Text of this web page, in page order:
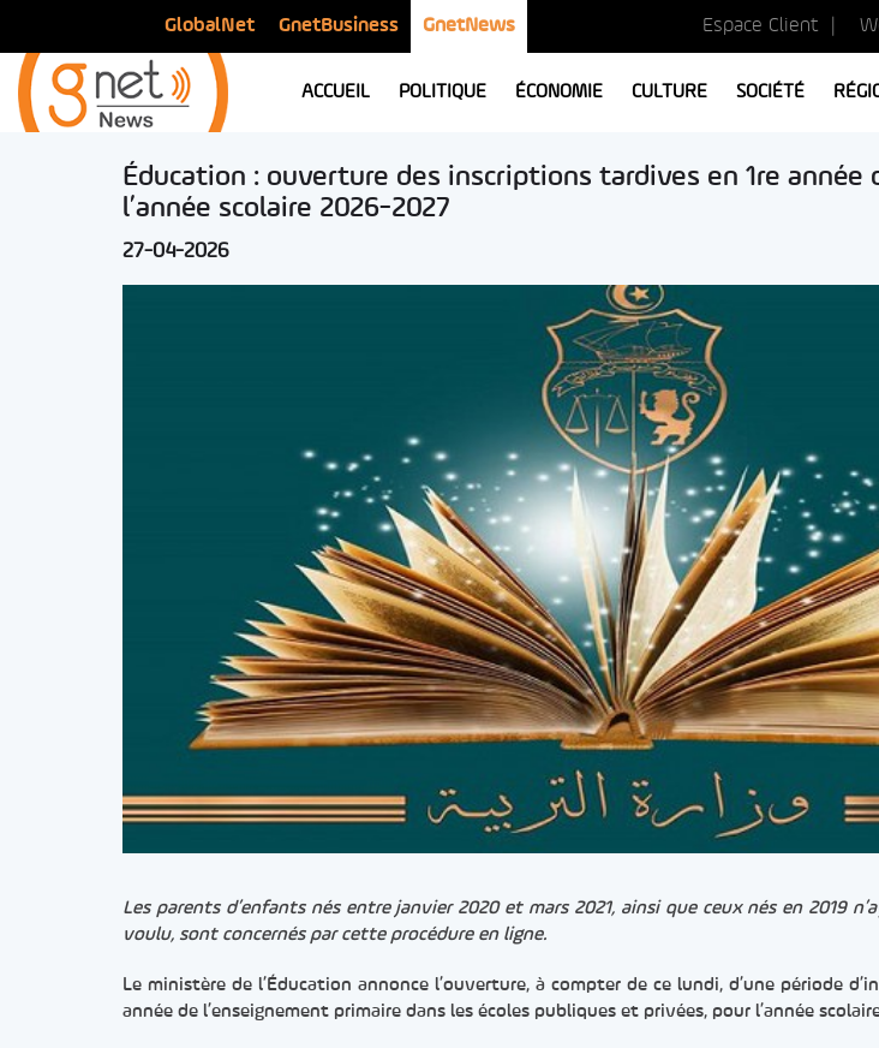
GlobalNet GnetBusiness GnetNews Espace Client
ACCUEIL POLITIQUE ÉCONOMIE CULTURE SOCIÉTÉ
Éducation : ouverture des inscriptions tardives en 1re année
l’année scolaire 2026-2027
27-04-2026
Les parents d’enfants nés entre janvier 2020 et mars 2021, ainsi que ceux nés en 2019
voulu, sont concernés par cette procédure en ligne.
Le ministère de l’Éducation annonce l’ouverture, à compter de ce lundi, d’une période
année de l’enseignement primaire dans les écoles publiques et privées, pour l’année